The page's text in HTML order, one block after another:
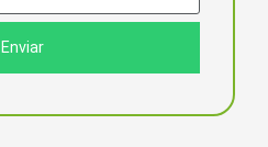
Enviar